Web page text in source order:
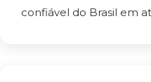
confiável do Brasil em